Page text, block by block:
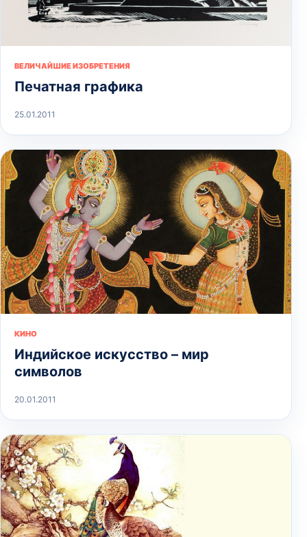
ВЕЛИЧАЙШИЕ ИЗОБРЕТЕНИЯ
Печатная графика
25.01.2011
КИНО
Индийское искусство – мир
символов
20.01.2011